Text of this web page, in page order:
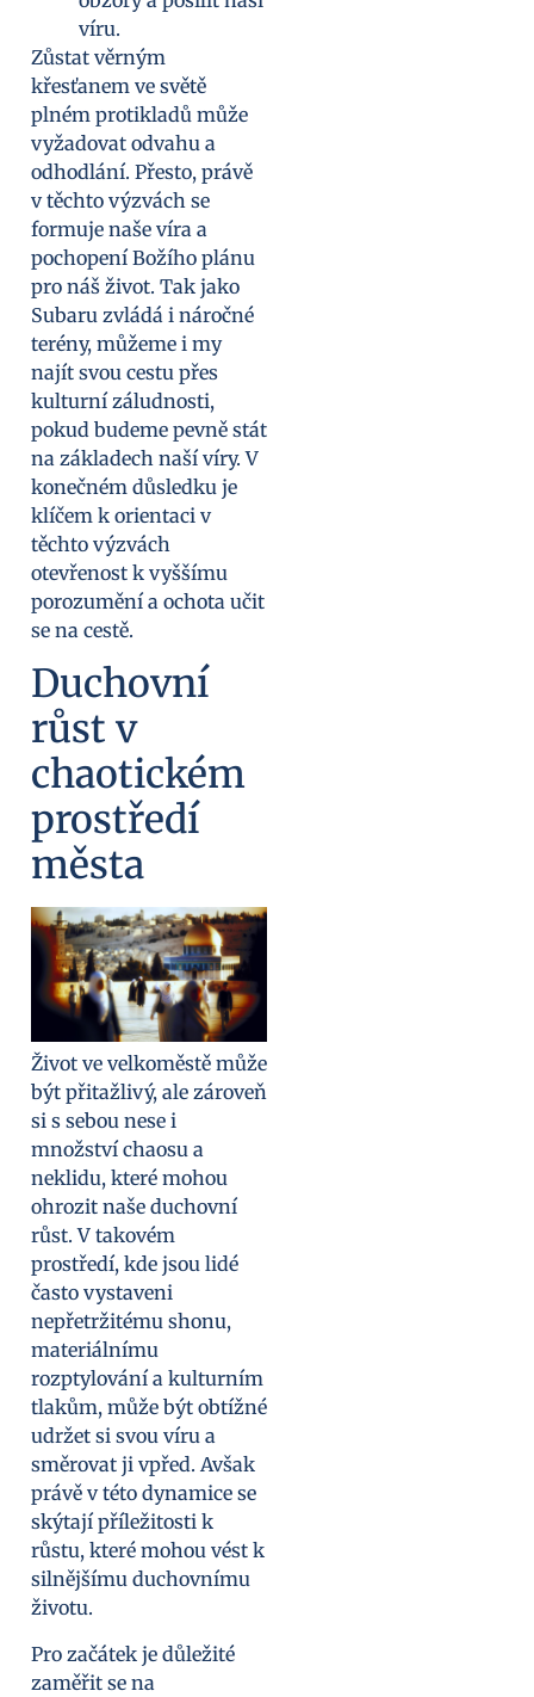
víru.
Zůstat věrným
křesťanem ve světě
plném protikladů může
vyžadovat odvahu a
odhodlání. Přesto, právě
v těchto výzvách se
formuje naše víra a
pochopení Božího plánu
pro náš život. Tak jako
Subaru zvládá i náročné
terény, můžeme i my
najít svou cestu přes
kulturní záludnosti,
pokud budeme pevně stát
na základech naší víry. V
konečném důsledku je
klíčem k orientaci v
těchto výzvách
otevřenost k vyššímu
porozumění a ochota učit
se na cestě.
Duchovní
růst v
chaotickém
prostředí
města
Život ve velkoměstě může
být přitažlivý, ale zároveň
si s sebou nese i
množství chaosu a
neklidu, které mohou
ohrozit naše duchovní
růst. V takovém
prostředí, kde jsou lidé
často vystaveni
nepřetržitému shonu,
materiálnímu
rozptylování a kulturním
tlakům, může být obtížné
udržet si svou víru a
směrovat ji vpřed. Avšak
právě v této dynamice se
skýtají příležitosti k
růstu, které mohou vést k
silnějšímu duchovnímu
životu.
Pro začátek je důležité
zaměřit se na